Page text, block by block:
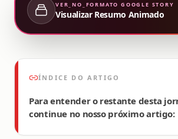
VER_NO_FORMATO GOOGLE STORY
Visualizar Resumo Animado
ÍNDICE DO ARTIGO
Para entender o restante desta
continue no nosso próximo artigo: